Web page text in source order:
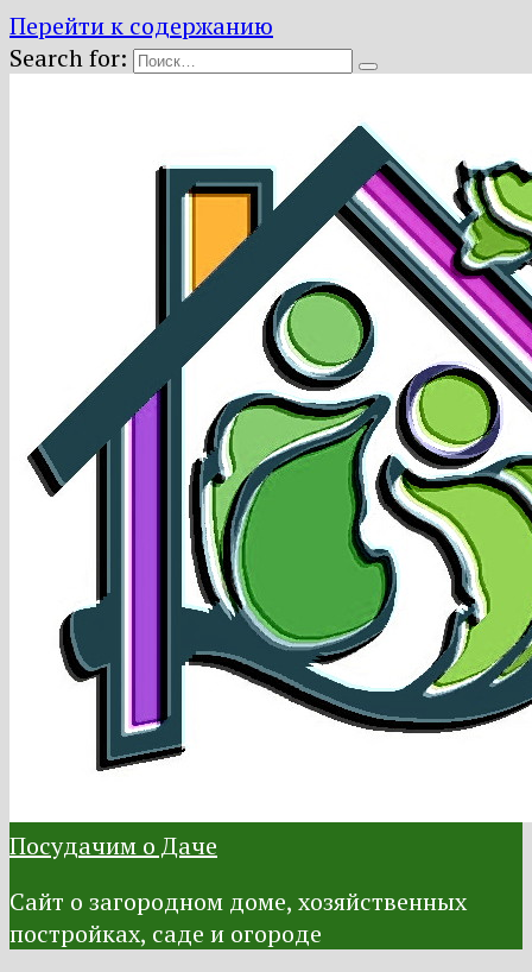
Перейти к содержанию
Search for:
Посудачим о Даче
Сайт о загородном доме, хозяйственных
постройках, саде и огороде